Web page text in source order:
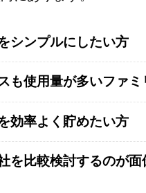
シンプルにしたい方
も使用量が多いファミ
効率よく貯めたい方
を比較検討するのが面